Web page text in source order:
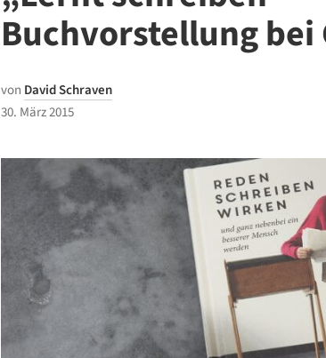
Buchvorstellung bei
von David Schraven
30. März 2015